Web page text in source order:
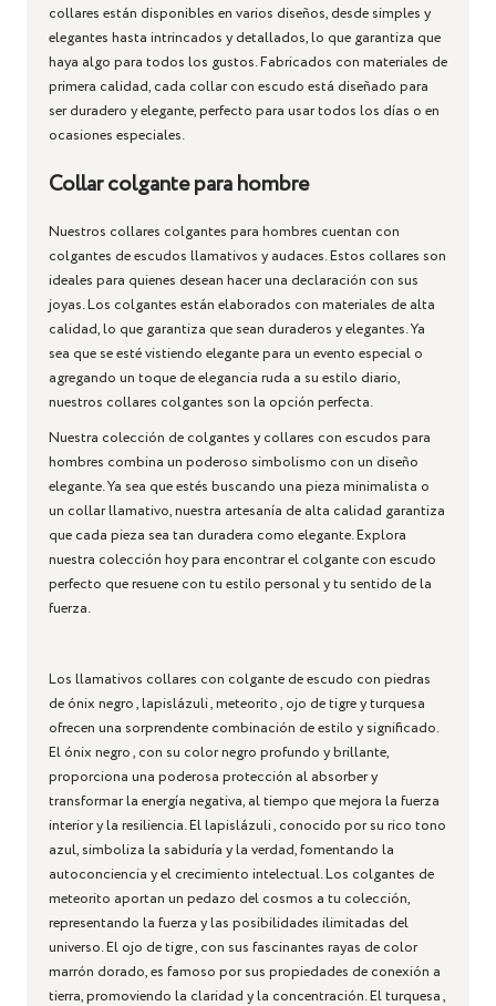
collares están disponibles en varios diseños, desde simples y
elegantes hasta intrincados y detallados, lo que garantiza que
haya algo para todos los gustos. Fabricados con materiales de
primera calidad, cada collar con escudo está diseñado para
ser duradero y elegante, perfecto para usar todos los días o en
ocasiones especiales.
Collar colgante para hombre
Nuestros collares colgantes para hombres cuentan con
colgantes de escudos llamativos y audaces. Estos collares son
ideales para quienes desean hacer una declaración con sus
joyas. Los colgantes están elaborados con materiales de alta
calidad, lo que garantiza que sean duraderos y elegantes. Ya
sea que se esté vistiendo elegante para un evento especial o
agregando un toque de elegancia ruda a su estilo diario,
nuestros collares colgantes son la opción perfecta.
Nuestra colección de colgantes y collares con escudos para
hombres combina un poderoso simbolismo con un diseño
elegante. Ya sea que estés buscando una pieza minimalista o
un collar llamativo, nuestra artesanía de alta calidad garantiza
que cada pieza sea tan duradera como elegante. Explora
nuestra colección hoy para encontrar el colgante con escudo
perfecto que resuene con tu estilo personal y tu sentido de la
fuerza.
Los llamativos collares con colgante de escudo con piedras
de ónix negro,lapislázuli,meteorito, ojo de tigreyturquesa
ofrecen una sorprendente combinación de estilo y significado.
El ónix negro, con su color negro profundo y brillante,
proporciona una poderosa protección al absorber y
transformar la energía negativa, al tiempo que mejora la fuerza
interior y la resiliencia.El lapislázuli, conocido por su rico tono
azul, simboliza la sabiduría y la verdad, fomentando la
autoconciencia y el crecimiento intelectual.Los colgantes de
meteorito aportan un pedazo del cosmos a tu colección,
representando la fuerza y ​​las posibilidades ilimitadas del
universo.El ojo de tigre, con sus fascinantes rayas de color
marrón dorado, es famoso por sus propiedades de conexión a
tierra, promoviendo la claridad y la concentración.El turquesa,